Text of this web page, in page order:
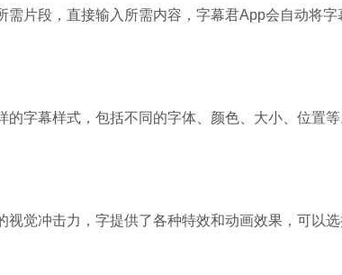
需片段，直接输入所需内容，字幕君App会自动将
的字幕样式，包括不同的字体、颜色、大小、位置
视觉冲击力，字提供了各种特效和动画效果，可以